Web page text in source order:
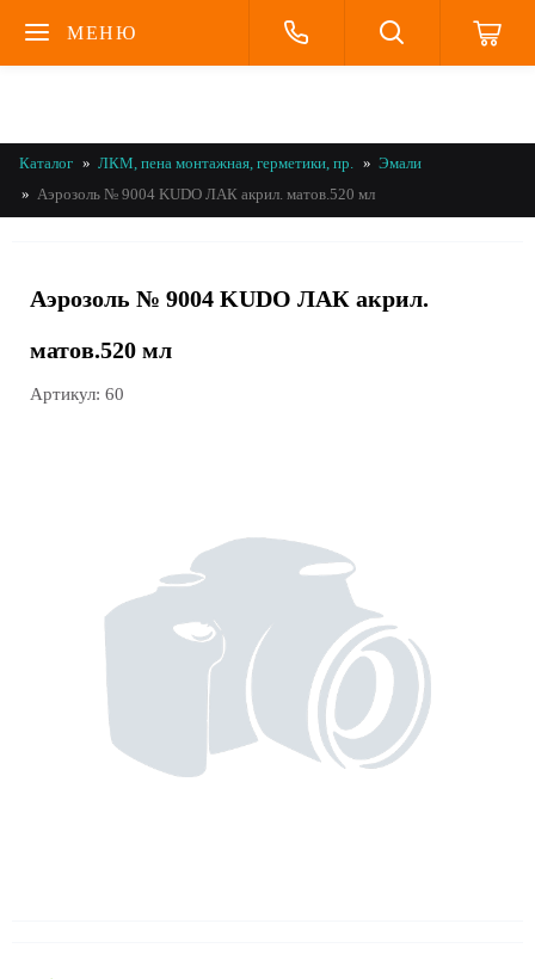
МЕНЮ
Каталог ЛКМ, пена монтажная, герметики, пр.
Эмали
Аэрозоль № 9004 KUDO ЛАК акрил. матов.520 мл
Аэрозоль № 9004 KUDO ЛАК акрил.
матов.520 мл
Артикул: 60